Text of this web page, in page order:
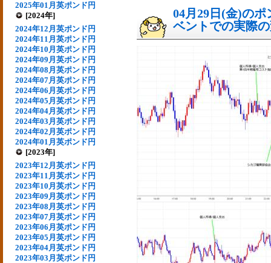
2025年01月英ポンド円
[2024年]
2024年12月英ポンド円
2024年11月英ポンド円
2024年10月英ポンド円
2024年09月英ポンド円
2024年08月英ポンド円
2024年07月英ポンド円
2024年06月英ポンド円
2024年05月英ポンド円
2024年04月英ポンド円
2024年03月英ポンド円
2024年02月英ポンド円
2024年01月英ポンド円
[2023年]
2023年12月英ポンド円
2023年11月英ポンド円
2023年10月英ポンド円
2023年09月英ポンド円
2023年08月英ポンド円
2023年07月英ポンド円
2023年06月英ポンド円
2023年05月英ポンド円
2023年04月英ポンド円
2023年03月英ポンド円
04月29日(金)の
ベントでの実際